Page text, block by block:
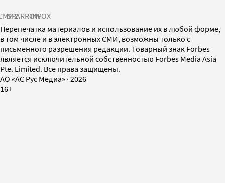
SPARROWINFOX
Перепечатка материалов и использование их в любой форме,
в том числе и в электронных СМИ, возможны только с
письменного разрешения редакции. Товарный знак Forbes
является исключительной собственностью Forbes Media Asia
Pte. Limited. Все права защищены.
AO «АС Рус Медиа» · 2026
16+